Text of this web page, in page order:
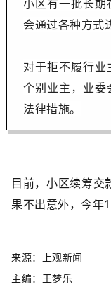
小区有一批长
会通过各种方式
对于拒不履行
个别业主，业委
法律措施。
目前，小区续筹交
果不出意外，今年
来源：上观新闻
主编：王梦乐